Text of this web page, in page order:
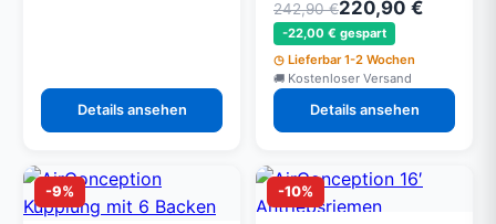
Details ansehen
242,90 €220,90 €
-22,00 € gespart
Lieferbar 1-2 Wochen
Kostenloser Versand
Details ansehen
-9% -10%